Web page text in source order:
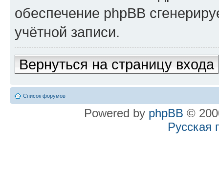
обеспечение phpBB
учётной записи.
Вернуться на страницу входа
Список форумов
Powered by phpBB ©
Русская